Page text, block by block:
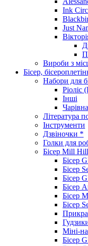
Ink
Just
Вироби з
Бісер,
Набори для
Ріоліс
Інші
Література
Інструменти
Дзвіночки *
Голки для
Бісер Mill Hill
Бісер
Бісер
Бісер
Бісер
Бісер
Бісер
Міні-
Бісер